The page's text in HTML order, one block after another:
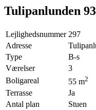
Tulipanlunden
Lejlighedsnummer 297
Adresse
Type
B-s
Værelser
3
Boligareal
55 m2
Terrasse
Ja
Antal plan
Stuen